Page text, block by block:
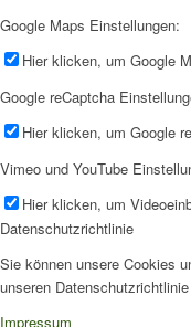
Google Maps Einstellungen:
Hier klicken, um Google
Google reCaptcha
Hier klicken, um Google
Vimeo und YouTube
Hier klicken, um
Datenschutzrichtlinie
Sie können unsere Cookies
unseren
Impressum